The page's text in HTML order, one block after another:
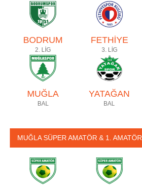
BODRUM
2. LİG
FETHİYE
3. LİG
MUĞLA
BAL
YATAĞAN
BAL
MUĞLA SÜPER AMATÖR & 1. AMATÖR